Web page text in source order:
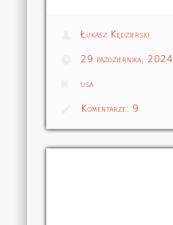
Łukasz Kędzierski
29 października, 2024
usa
Komentarze: 9